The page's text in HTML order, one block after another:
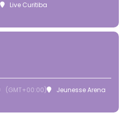
Live Curitiba
(GMT+00:00) Jeunesse Arena